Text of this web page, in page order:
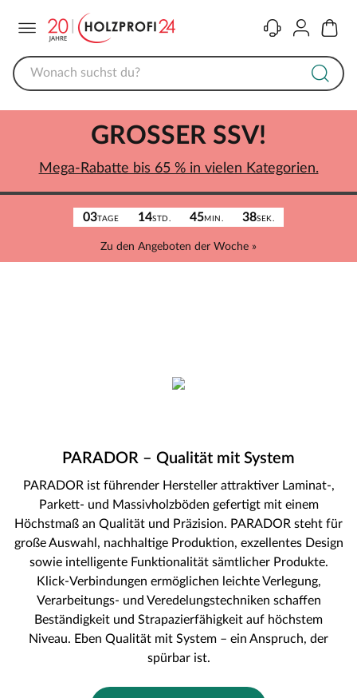
KontaktKonto
03TAGE 14STD. 45MIN. 38SEK.
Zu den Angeboten der Woche »
GROSSER SSV!
Mega-Rabatte bis 65 % in vielen Kategorien.
PARADOR – Qualität mit System
PARADOR ist führender Hersteller attraktiver Laminat-,
Parkett- und Massivholzböden gefertigt mit einem
Höchstmaß an Qualität und Präzision. PARADOR steht für
große Auswahl, nachhaltige Produktion, exzellentes Design
sowie intelligente Funktionalität sämtlicher Produkte.
Klick-Verbindungen ermöglichen leichte Verlegung,
Verarbeitungs- und Veredelungstechniken schaffen
Beständigkeit und Strapazierfähigkeit auf höchstem
Niveau. Eben Qualität mit System – ein Anspruch, der
spürbar ist.